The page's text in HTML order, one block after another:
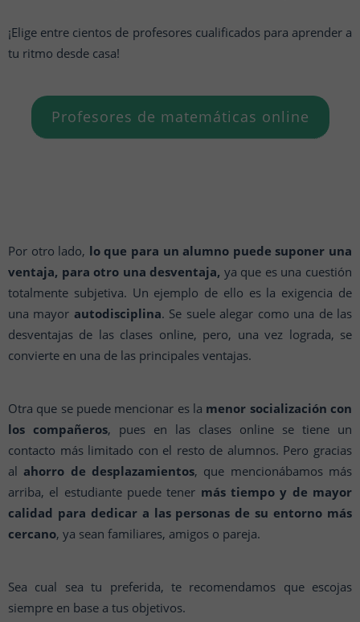
¡Elige entre cientos de profesores cualificados para aprender a
tu ritmo desde casa!
Profesores de matemáticas online
Por otro lado, lo que para un alumno puede suponer una
ventaja, para otro una desventaja, ya que es una cuestión
totalmente subjetiva. Un ejemplo de ello es la exigencia de
una mayor autodisciplina. Se suele alegar como una de las
desventajas de las clases online, pero, una vez lograda, se
convierte en una de las principales ventajas.
Otra que se puede mencionar es la menor socialización con
los compañeros, pues en las clases online se tiene un
contacto más limitado con el resto de alumnos. Pero gracias
alahorro de desplazamientos, que mencionábamos más
arriba, el estudiante puede tener más tiempo y de mayor
calidad para dedicar a las personas de su entorno más
cercano, ya sean familiares, amigos o pareja.
Sea cual sea tu preferida, te recomendamos que escojas
siempre en base a tus objetivos.